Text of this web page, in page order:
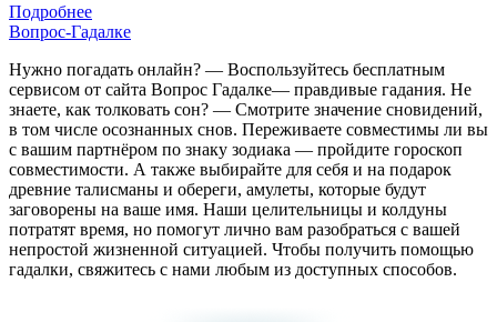
Подробнее
Вопрос-Гадалке
Нужно погадать онлайн? — Воспользуйтесь бесплатным
сервисом от сайта Вопрос Гадалке— правдивые гадания. Не
знаете, как толковать сон? — Смотрите значение сновидений,
в том числе осознанных снов. Переживаете совместимы ли вы
с вашим партнёром по знаку зодиака — пройдите гороскоп
совместимости. А также выбирайте для себя и на подарок
древние талисманы и обереги, амулеты, которые будут
заговорены на ваше имя. Наши целительницы и колдуны
потратят время, но помогут лично вам разобраться с вашей
непростой жизненной ситуацией. Чтобы получить помощью
гадалки, свяжитесь с нами любым из доступных способов.